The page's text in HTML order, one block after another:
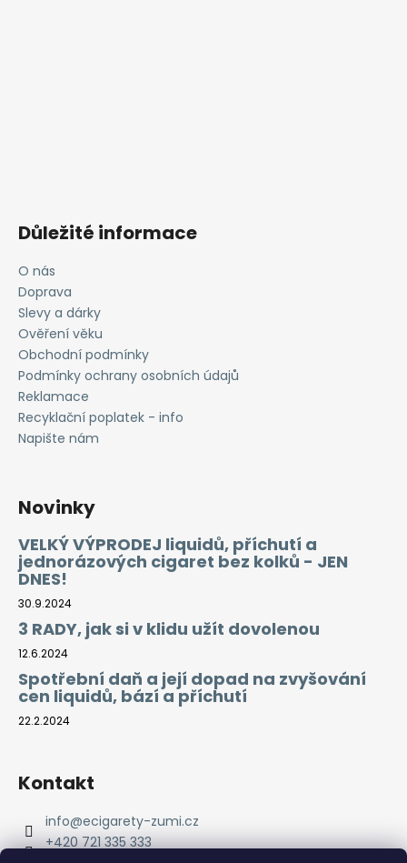
Důležité informace
O nás
Doprava
Slevy a dárky
Ověření věku
Obchodní podmínky
Podmínky ochrany osobních údajů
Reklamace
Recyklační poplatek - info
Napište nám
Novinky
VELKÝ VÝPRODEJ liquidů, příchutí a
jednorázových cigaret bez kolků - JEN
DNES!
30.9.2024
3 RADY, jak si v klidu užít dovolenou
12.6.2024
Spotřební daň a její dopad na zvyšování
cen liquidů, bází a příchutí
22.2.2024
Kontakt
info@ecigarety-zumi.cz
+420 721 335 333